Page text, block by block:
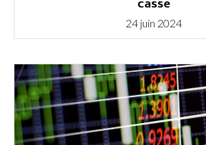
casse
24 juin 2024